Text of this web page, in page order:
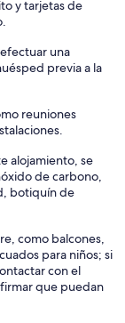
y tarjetas de
una
previa a la
reuniones
alojamiento, se
de carbono,
botiquín de
como balcones,
para niños; si
con el
que puedan